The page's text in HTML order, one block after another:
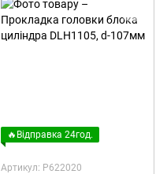
🔥Відправка 24год.
Артикул: P622020